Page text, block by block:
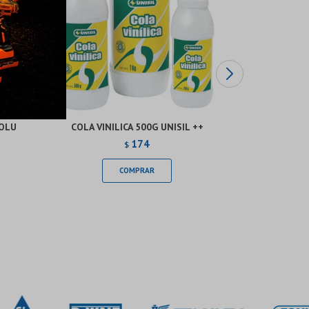
COLA VINILICA 500G UNISIL ++
$ 174